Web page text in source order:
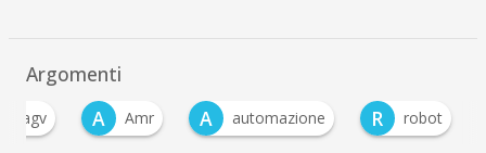
Argomenti
agv A Amr A automazione R robot